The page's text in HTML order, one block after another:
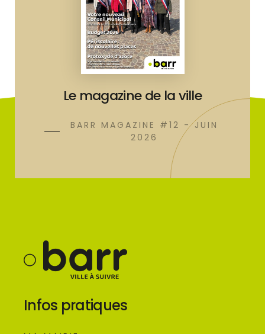
Le magazine de la ville
BARR MAGAZINE #12 - JUIN
2026
Infos pratiques